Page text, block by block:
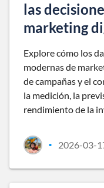
las
marketing
Explore cómo los
modernas de
de campañas y el
la medición, la
rendimiento de la
• 2026-03-